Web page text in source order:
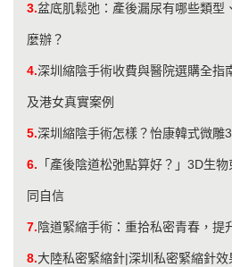
3.盆底肌鬆弛：產後漏尿有哪些類型
麼辦？
4.深圳縮陰手術收費與醫院選購全指
及港女真實案例
5.深圳縮陰手術怎樣？怡康韓式微雕
6. 「產後陰道松弛點算好？」3D生
同自信
7.陰道緊縮手術：重拾私密青春，提
8.大陸私密緊縮針|深圳私密緊縮針效